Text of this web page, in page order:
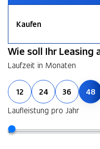
Kaufen
Wie soll Ihr Leasing
Laufzeit in Monaten
12 24 36 48
Laufleistung pro Jahr